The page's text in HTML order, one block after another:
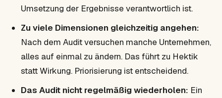
Umsetzung der Ergebnisse verantwortlich ist.
Zu viele Dimensionen gleichzeitig angehen:
Nach dem Audit versuchen manche Unternehmen,
alles auf einmal zu ändern. Das führt zu Hektik
statt Wirkung. Priorisierung ist entscheidend.
Das Audit nicht regelmäßig wiederholen: Ein